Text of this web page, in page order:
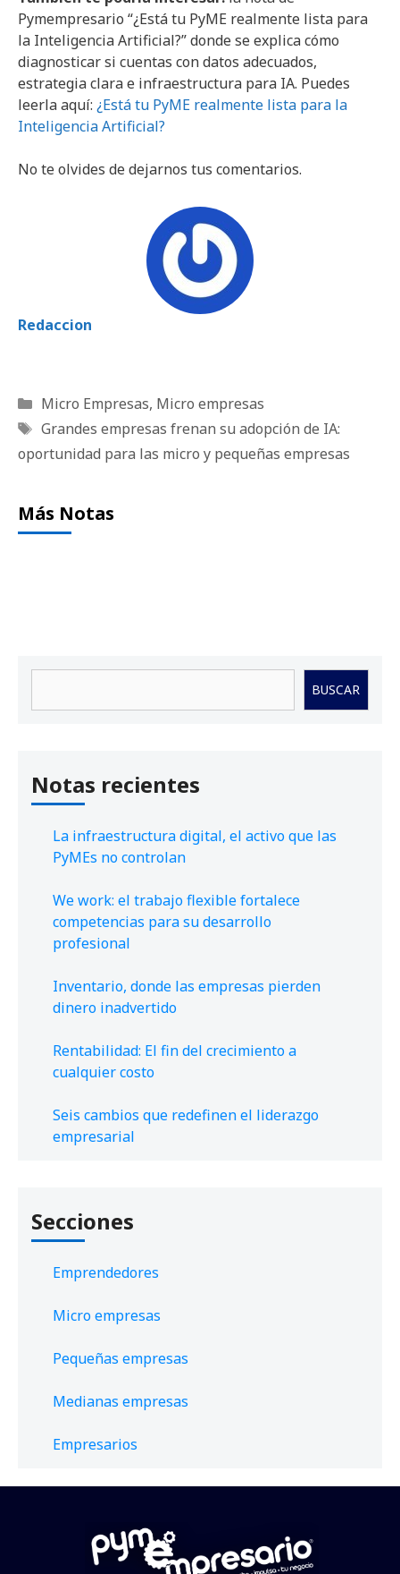
Pymempresario “¿Está tu PyME realmente lista para
la Inteligencia Artificial?” donde se explica cómo
diagnosticar si cuentas con datos adecuados,
estrategia clara e infraestructura para IA. Puedes
leerla aquí: ¿Está tu PyME realmente lista para la
Inteligencia Artificial?
No te olvides de dejarnos tus comentarios.
Redaccion
Categorías
Micro Empresas, Micro empresas
Etiquetas
Grandes empresas frenan su adopción de IA:
oportunidad para las micro y pequeñas empresas
Más Notas
BUSCAR
Notas recientes
La infraestructura digital, el activo que las
PyMEs no controlan
We work: el trabajo flexible fortalece
competencias para su desarrollo
profesional
Inventario, donde las empresas pierden
dinero inadvertido
Rentabilidad: El fin del crecimiento a
cualquier costo
Seis cambios que redefinen el liderazgo
empresarial
Secciones
Emprendedores
Micro empresas
Pequeñas empresas
Medianas empresas
Empresarios